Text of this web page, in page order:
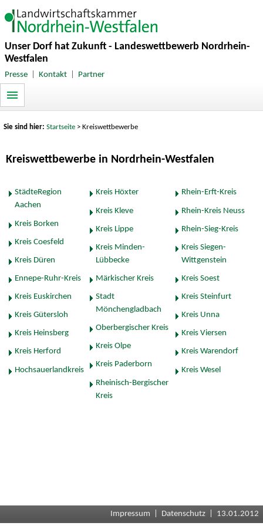
Unser Dorf hat Zukunft - Landeswettbewerb Nordrhein-
Westfalen
Presse| Kontakt| Partner
Sie sind hier:Startseite > Kreiswettbewerbe
Kreiswettbewerbe in Nordrhein-Westfalen
StädteRegion
Aachen
Kreis Borken
Kreis Coesfeld
Kreis Düren
Ennepe-Ruhr-Kreis
Kreis Euskirchen
Kreis Gütersloh
Kreis Heinsberg
Kreis Herford
Hochsauerlandkreis
Kreis Höxter
Kreis Kleve
Kreis Lippe
Kreis Minden-
Lübbecke
Märkischer Kreis
Stadt
Mönchengladbach
Oberbergischer Kreis
Kreis Olpe
Kreis Paderborn
Rheinisch-Bergischer
Kreis
Rhein-Erft-Kreis
Rhein-Kreis Neuss
Rhein-Sieg-Kreis
Kreis Siegen-
Wittgenstein
Kreis Soest
Kreis Steinfurt
Kreis Unna
Kreis Viersen
Kreis Warendorf
Kreis Wesel
Impressum Datenschutz | 13.01.2012